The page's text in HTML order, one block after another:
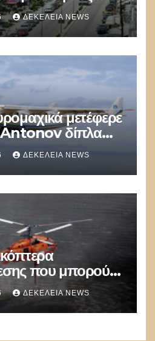
ταυτότητα
σε Έλληνα
ΔΕΚΈΛΕΙΑ NEWS
μετέφερε
Antonov δίπλα
το drone στη
ΔΕΚΈΛΕΙΑ NEWS
που μπορούν
νερού με 8
ΔΕΚΈΛΕΙΑ NEWS